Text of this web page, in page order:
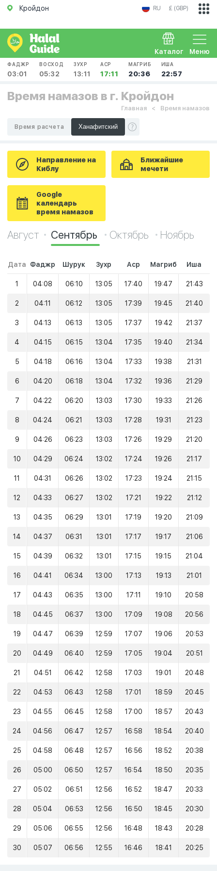
Кройдон RU £ (GBP)
Меню
Каталог
ФАДЖР
03:01
ВОСХОД
05:32
ЗУХР
13:11
АСР
17:11
МАГРИБ
20:36
ИША
22:57
Время намазов в г. Кройдон
Главная Время намазов
Время расчета
Направление на
Киблу
Ближайшие
мечети
Google
календарь
время намазов
Август Сентябрь Октябрь Ноябрь
Дата Фаджр Шурук Зухр Аср Магриб Иша
1 04:08 06:10 13:05 17:40 19:47 21:43
2 04:11 06:12 13:05 17:39 19:45 21:40
3 04:13 06:13 13:05 17:37 19:42 21:37
4 04:15 06:15 13:04 17:35 19:40 21:34
5 04:18 06:16 13:04 17:33 19:38 21:31
6 04:20 06:18 13:04 17:32 19:36 21:29
7 04:22 06:20 13:03 17:30 19:33 21:26
8 04:24 06:21 13:03 17:28 19:31 21:23
9 04:26 06:23 13:03 17:26 19:29 21:20
10 04:29 06:24 13:02 17:24 19:26 21:17
11 04:31 06:26 13:02 17:23 19:24 21:15
12 04:33 06:27 13:02 17:21 19:22 21:12
13 04:35 06:29 13:01 17:19 19:20 21:09
14 04:37 06:31 13:01 17:17 19:17 21:06
15 04:39 06:32 13:01 17:15 19:15 21:04
16 04:41 06:34 13:00 17:13 19:13 21:01
17 04:43 06:35 13:00 17:11 19:10 20:58
18 04:45 06:37 13:00 17:09 19:08 20:56
19 04:47 06:39 12:59 17:07 19:06 20:53
20 04:49 06:40 12:59 17:05 19:04 20:51
21 04:51 06:42 12:58 17:03 19:01 20:48
22 04:53 06:43 12:58 17:01 18:59 20:45
23 04:55 06:45 12:58 17:00 18:57 20:43
24 04:56 06:47 12:57 16:58 18:54 20:40
25 04:58 06:48 12:57 16:56 18:52 20:38
26 05:00 06:50 12:57 16:54 18:50 20:35
27 05:02 06:51 12:56 16:52 18:47 20:33
28 05:04 06:53 12:56 16:50 18:45 20:30
29 05:06 06:55 12:56 16:48 18:43 20:28
30 05:07 06:56 12:55 16:46 18:41 20:25